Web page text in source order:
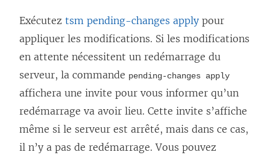
Exécutez tsm pending-changes apply pour
appliquer les modifications. Si les modifications
en attente nécessitent un redémarrage du
serveur, la commande pending-changes apply
affichera une invite pour vous informer qu’un
redémarrage va avoir lieu. Cette invite s’affiche
même si le serveur est arrêté, mais dans ce cas,
il n’y a pas de redémarrage. Vous pouvez